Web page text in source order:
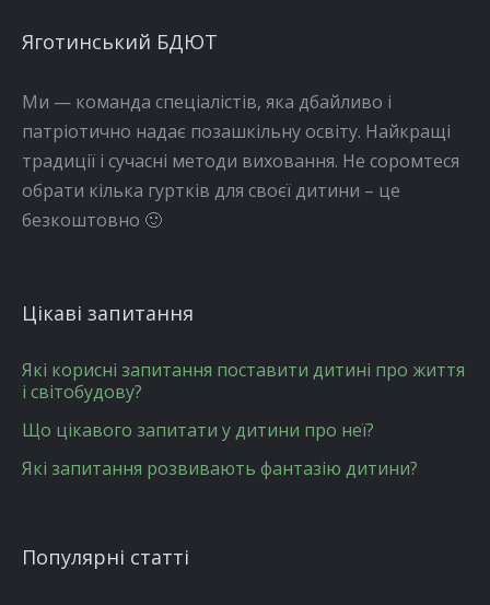
Яготинський БДЮТ
Ми — команда спеціалістів, яка дбайливо і
патріотично надає позашкільну освіту. Найкращі
традиції і сучасні методи виховання. Не соромтеся
обрати кілька гуртків для своєї дитини – це
безкоштовно 🙂
Цікаві запитання
Які корисні запитання поставити дитині про життя
і світобудову?
Що цікавого запитати у дитини про неї?
Які запитання розвивають фантазію дитини?
Популярні статті